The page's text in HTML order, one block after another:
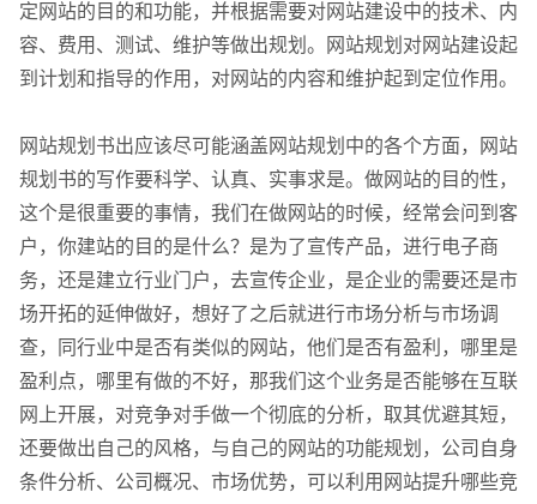
定网站的目的和功能，并根据需要对网站建设中的技术、内
容、费用、测试、维护等做出规划。网站规划对网站建设起
到计划和指导的作用，对网站的内容和维护起到定位作用。
网站规划书出应该尽可能涵盖网站规划中的各个方面，网站
规划书的写作要科学、认真、实事求是。做网站的目的性，
这个是很重要的事情，我们在做网站的时候，经常会问到客
户，你建站的目的是什么？是为了宣传产品，进行电子商
务，还是建立行业门户，去宣传企业，是企业的需要还是市
场开拓的延伸做好，想好了之后就进行市场分析与市场调
查，同行业中是否有类似的网站，他们是否有盈利，哪里是
盈利点，哪里有做的不好，那我们这个业务是否能够在互联
网上开展，对竞争对手做一个彻底的分析，取其优避其短，
还要做出自己的风格，与自己的网站的功能规划，公司自身
条件分析、公司概况、市场优势，可以利用网站提升哪些竞
请输入您的公司名称 您的称呼